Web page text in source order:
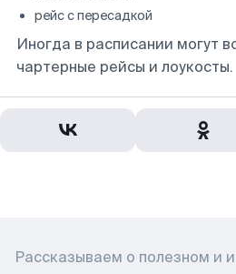
рейс с пересадкой
Иногда в расписании могут
чартерные рейсы и лоукосты.
Рассказываем о полезном и